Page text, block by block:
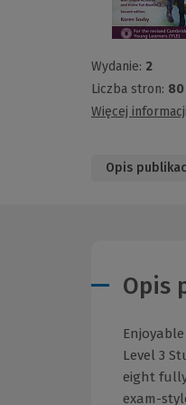
Wydanie: 2
Liczba stron: 80
Więcej informacji
Opis
Opis
Level 3
eight
exam-